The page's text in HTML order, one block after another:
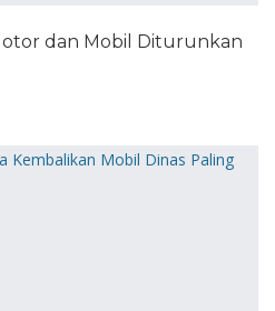
dan Mobil Diturunkan